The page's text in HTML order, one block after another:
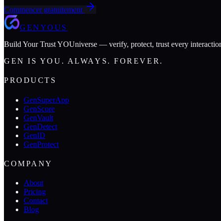
Commencer gratuitement
GENYOUS
Build Your Trust YOUniverse — verify, protect, trust every
GEN IS YOU. ALWAYS. FOREVER.
PRODUCTS
GenSuperApp
GenScore
GenVault
GenDetect
GenID
GenProtect
COMPANY
About
Pricing
Contact
Blog